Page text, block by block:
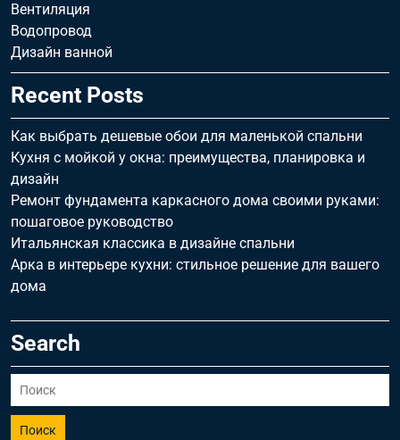
Вентиляция
Водопровод
Дизайн ванной
Recent Posts
Как выбрать дешевые обои для маленькой спальни
Кухня с мойкой у окна: преимущества, планировка и
дизайн
Ремонт фундамента каркасного дома своими руками:
пошаговое руководство
Итальянская классика в дизайне спальни
Арка в интерьере кухни: стильное решение для вашего
дома
Search
Поиск